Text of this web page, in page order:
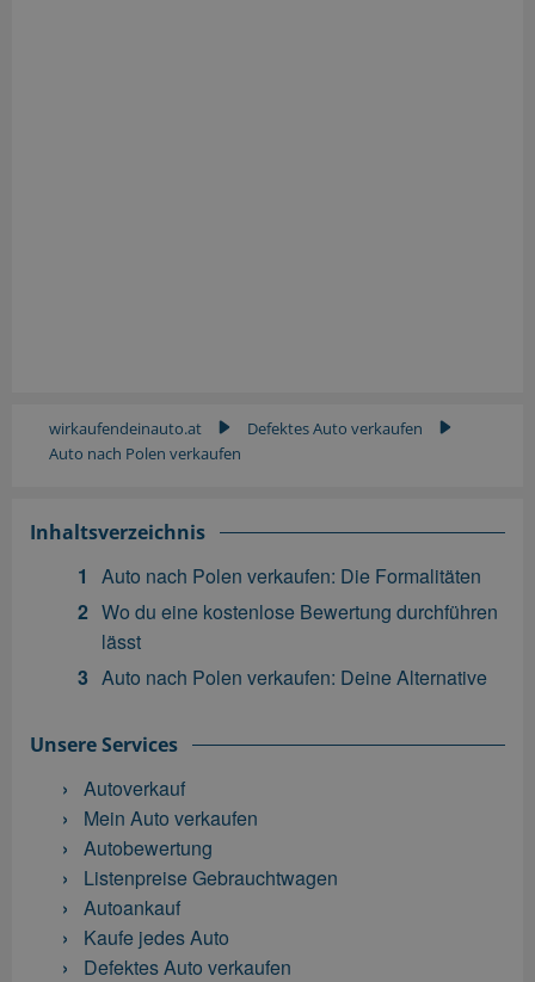
wirkaufendeinauto.at Defektes Auto verkaufen
Auto nach Polen verkaufen
Inhaltsverzeichnis
Auto nach Polen verkaufen: Die Formalitäten
Wo du eine kostenlose Bewertung durchführen
lässt
Auto nach Polen verkaufen: Deine Alternative
Unsere Services
Autoverkauf
Mein Auto verkaufen
Autobewertung
Listenpreise Gebrauchtwagen
Autoankauf
Kaufe jedes Auto
Defektes Auto verkaufen